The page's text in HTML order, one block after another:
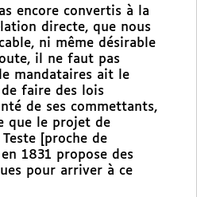
encore convertis à la
directe, que nous
ni même désirable
il ne faut pas
mandataires ait le
faire des lois
de ses commettants,
que le projet de
[proche de
1831 propose des
pour arriver à ce